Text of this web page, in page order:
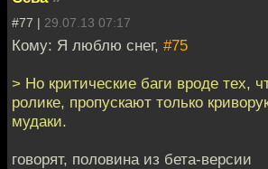
#77 | 29.07.13 07:17
Кому: Я люблю снег, #75
> Но критические баги вроде тех,
ролике, пропускают только
мудаки.
говорят, половина из бета-версии